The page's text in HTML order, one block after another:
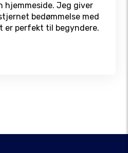
hjemmeside. Jeg giver
bedømmelse med
er perfekt til begyndere.